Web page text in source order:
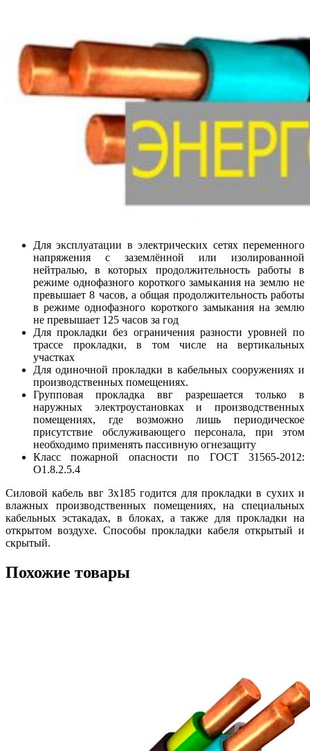
Для эксплуатации в электрических сетях переменного
напряжения с заземлённой или изолированной
нейтралью, в которых продолжительность работы в
режиме однофазного короткого замыкания на землю не
превышает 8 часов, а общая продолжительность работы
в режиме однофазного короткого замыкания на землю
не превышает 125 часов за год
Для прокладки без ограничения разности уровней по
трассе прокладки, в том числе на вертикальных
участках
Для одиночной прокладки в кабельных сооружениях и
производственных помещениях.
Групповая прокладка ввг разрешается только в
наружных электроустановках и производственных
помещениях, где возможно лишь периодическое
присутствие обслуживающего персонала, при этом
необходимо применять пассивную огнезащиту
Класс пожарной опасности по ГОСТ 31565-2012:
О1.8.2.5.4
Силовой кабель ввг 3х185 годится для прокладки в сухих и
влажных производственных помещениях, на специальных
кабельных эстакадах, в блоках, а также для прокладки на
открытом воздухе. Способы прокладки кабеля открытый и
скрытый.
Похожие товары